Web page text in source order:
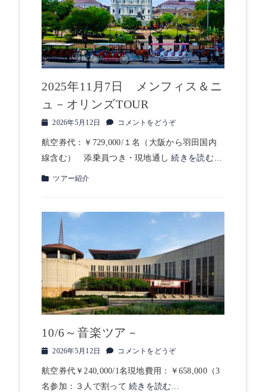
2025年11月7日 メンフィス＆ニ
ュ－オリンズTOUR
投
日
2026年5月12日 コメントをどうぞ
航空券代：￥729,000/１名（大阪から羽田国内
線含む） 添乗員つき・現地通し続きを読む…
カ
ツアー紹介
10/6～音楽ツア－
投
日
2026年5月12日 コメントをどうぞ
航空券代￥240,000/1名現地費用：￥658,000（3
名参加：３人で割って続きを読む…